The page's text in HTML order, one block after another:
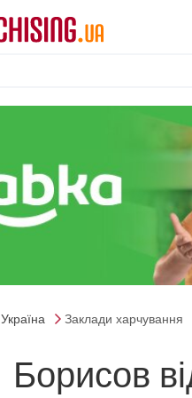
Україна Заклади харчування
Борисов